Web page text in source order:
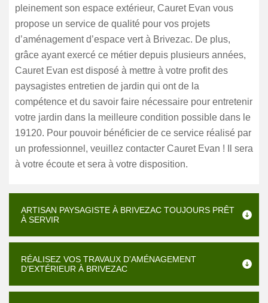
pleinement son espace extérieur, Cauret Evan vous
propose un service de qualité pour vos projets
d’aménagement d’espace vert à Brivezac. De plus,
grâce ayant exercé ce métier depuis plusieurs années,
Cauret Evan est disposé à mettre à votre profit des
paysagistes entretien de jardin qui ont de la
compétence et du savoir faire nécessaire pour entretenir
votre jardin dans la meilleure condition possible dans le
19120. Pour pouvoir bénéficier de ce service réalisé par
un professionnel, veuillez contacter Cauret Evan ! Il sera
à votre écoute et sera à votre disposition.
ARTISAN PAYSAGISTE À BRIVEZAC TOUJOURS PRÊT
À SERVIR
RÉALISEZ VOS TRAVAUX D’AMÉNAGEMENT
D’EXTÉRIEUR À BRIVEZAC